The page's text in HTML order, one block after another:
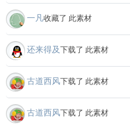
一凡收藏了 此素材
还来得及下载了 此素材
古道西风下载了 此素材
古道西风下载了 此素材